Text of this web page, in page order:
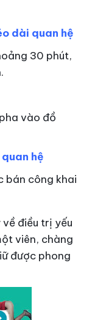
dài quan hệ
30 phút,
vào đồ
hệ
bán công khai
điều trị yếu
viên, chàng
được phong